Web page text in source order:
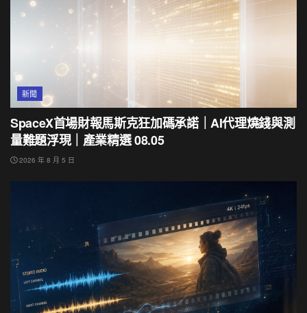
新聞
SpaceX首場財報馬斯克狂加碼承諾｜AI代理燒錢與測
量難題浮現｜產業精選 08.05
2026 年 8 月 5 日